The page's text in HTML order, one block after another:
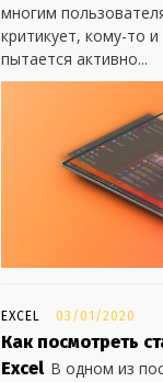
многим
критикует, кому-то
пытается активно...
EXCEL 03/01/2020
Как посмотреть
Excel В одном из